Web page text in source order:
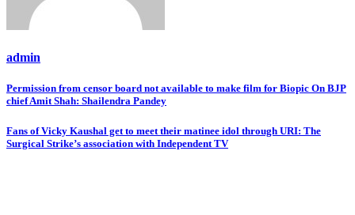
admin
Post
navigation
Permission from censor board not available to make film for Biopic On BJP
chief Amit Shah: Shailendra Pandey
Fans of Vicky Kaushal get to meet their matinee idol through URI: The
Surgical Strike’s association with Independent TV